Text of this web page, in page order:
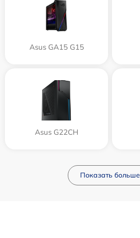
Asus GA15 G15
Asus G22CH
Показать больше